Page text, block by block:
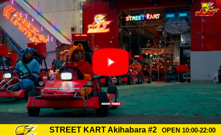
STREET KART Akihabara #2
OPEN 10:00-22:00